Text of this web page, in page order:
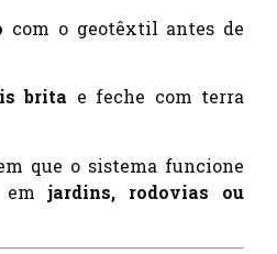
com o geotêxtil antes de
brita e feche com terra
que o sistema funcione
emjardins, rodovias ou